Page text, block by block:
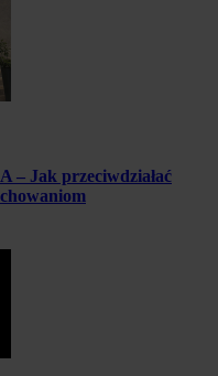
– Jak przeciwdziałać